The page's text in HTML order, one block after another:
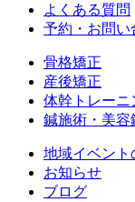
よくある質問
予約・お問い
骨格矯正
産後矯正
体幹トレーニ
鍼施術・美容
地域イベント
お知らせ
ブログ